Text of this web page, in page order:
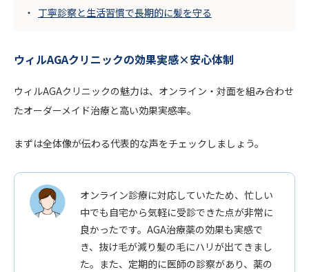
丁寧診察と生活習慣で長期的に髪を守る
ウィルAGAクリニックの効果実感×安心体制
ウィルAGAクリニックの魅力は、オンライン・対面を組み合わせ
たオーダーメイド治療と高い効果実感率。
まずは全体像が伝わる代表的な声をチェックしましょう。
オンライン診療に対応していたため、忙しい
中でも自宅から気軽に受診できた点が非常に
良かったです。AGA治療薬の効果も実感で
き、抜け毛が減り髪の毛にハリが出てきまし
た。また、定期的に医師の診察があり、薬の